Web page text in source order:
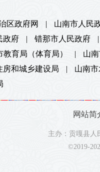
区政府网 |
山南市人民
政府 | 错那市人民政府
|
教育局（体育局） |
山
房和城乡建设局 |
山南
网站简
主办：贡嘎县
©2019-